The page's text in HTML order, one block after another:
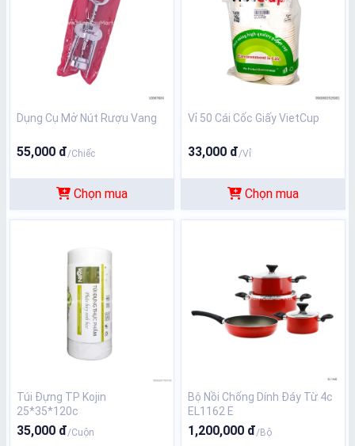
Dụng Cụ Mở Nút Rượu Vang
55,000 đ/Chiếc
Chọn mua
Vỉ 50 Cái Cốc Giấy VietCup
33,000 đ/Vỉ
Chọn mua
Túi Đựng TP Kojin
25*35*120c
35,000 đ/Cuộn
Bộ Nồi Chống Dính Đáy Từ 4c
EL1162 E
1,200,000 đ/Bộ